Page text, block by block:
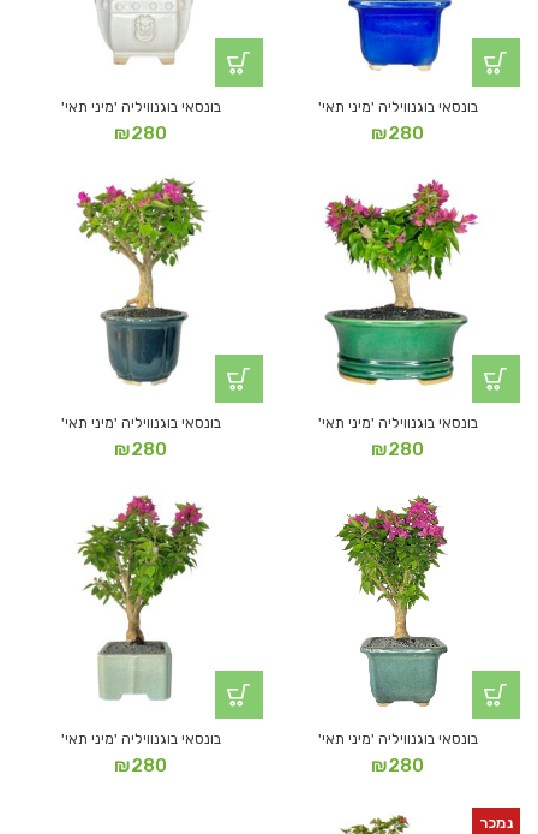
בונסאי בוגנוויליה 'מיני תאי'
₪280
בונסאי בוגנוויליה 'מיני תאי'
₪280
בונסאי בוגנוויליה 'מיני תאי'
₪280
בונסאי בוגנוויליה 'מיני תאי'
₪280
בונסאי בוגנוויליה 'מיני תאי'
₪280
בונסאי בוגנוויליה 'מיני תאי'
₪280
נמכר